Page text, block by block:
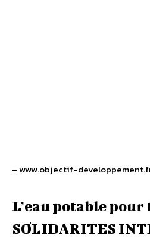
– www.objectif-
L’eau potable pour
SOLIDARITES